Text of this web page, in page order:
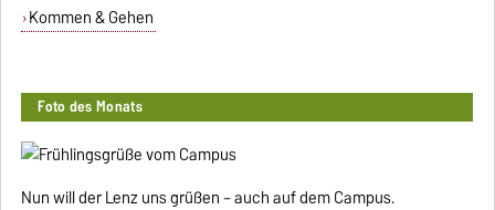
Kommen & Gehen
Foto des Monats
Nun will der Lenz uns grüßen – auch auf dem Campus.